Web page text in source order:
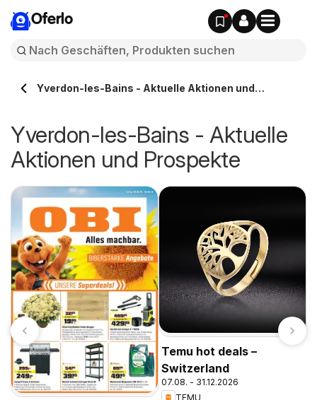
Oferlo
Yverdon-les-Bains - Aktuelle Aktionen und
Yverdon-les-Bains - Aktuelle
Aktionen und Prospekte
Temu hot deals –
Switzerland
07.08. - 31.12.2026
TEMU